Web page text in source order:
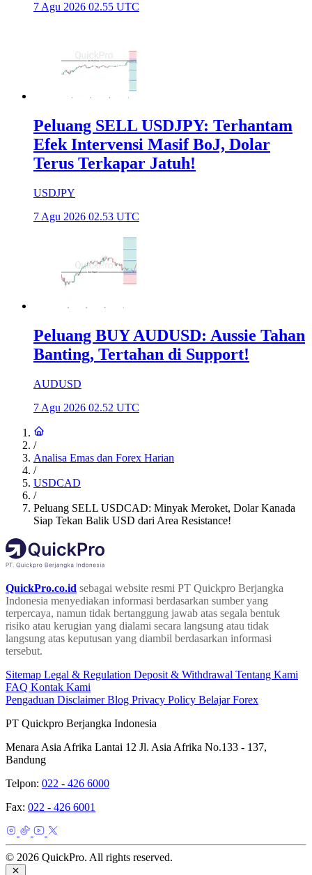
7 Agu 2026 02.55 UTC
Peluang SELL USDJPY: Terhantam
Efek Intervensi Masif BoJ, Dolar
Terus Terkapar Jatuh!
USDJPY
7 Agu 2026 02.53 UTC
Peluang BUY AUDUSD: Aussie Tahan
Banting, Tertahan di Support!
AUDUSD
7 Agu 2026 02.52 UTC
/
Analisa Emas dan Forex Harian
/
USDCAD
/
Peluang SELL USDCAD: Minyak Meroket, Dolar Kanada
Siap Tekan Balik USD dari Area Resistance!
QuickPro.co.id sebagai website resmi PT Quickpro Berjangka
Indonesia menyediakan informasi berdasarkan sumber yang
terpercaya, namun tidak bertanggung jawab atas segala bentuk
risiko atau kerugian yang dialami secara langsung atau tidak
langsung atas keputusan yang diambil berdasarkan informasi
tersebut.
Sitemap Legal & Regulation Deposit & Withdrawal Tentang Kami
FAQ Kontak Kami
Pengaduan DisclaimerBlog Privacy Policy Belajar Forex
PT Quickpro Berjangka Indonesia
Menara Asia Afrika Lantai 12 Jl. Asia Afrika No.133 - 137,
Bandung
Telpon: 022 - 426 6000
Fax: 022 - 426 6001
© 2026 QuickPro. All rights reserved.